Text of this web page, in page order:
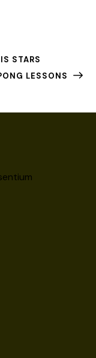
STARS
LESSONS